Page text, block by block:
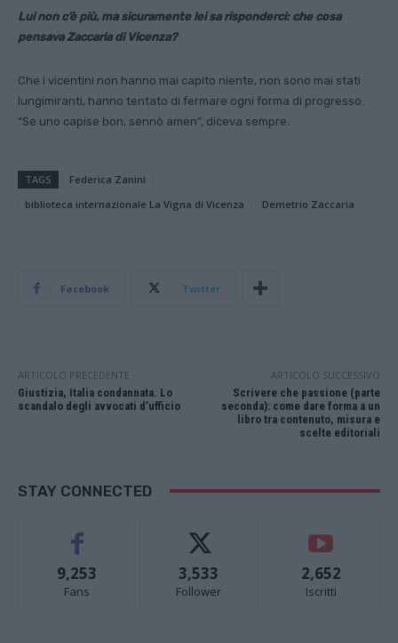
Lui non c’è più, ma sicuramente lei sa risponder­ci: che cosa
pensava Zaccaria di Vicenza?
Che i vicentini non hanno mai capito niente, non sono mai stati
lungimiranti, hanno tentato di ferma­re ogni forma di progresso.
“Se uno capise bon, sennò amen”, diceva sempre
TAGS
Federica Zanini
biblioteca internazionale La Vigna di Vicenza
Demetrio Zaccaria
Facebook Twitter
ARTICOLO PRECEDENTE
Giustizia, Italia condannata. Lo
scandalo degli avvocati d’ufficio
ARTICOLO SUCCESSIVO
Scrivere che passione (parte
seconda): come dare forma a un
libro tra contenuto, misura e
scelte editoriali
STAY CONNECTED
9,253
Fans
3,533
Follower
2,652
Iscritti